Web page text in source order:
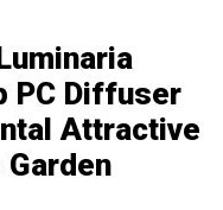
PC Diffuser
Attractive